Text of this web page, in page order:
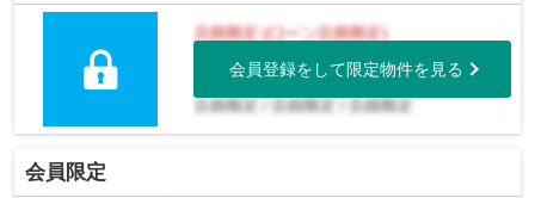
会員登録をして限定物件を見る
会員限定